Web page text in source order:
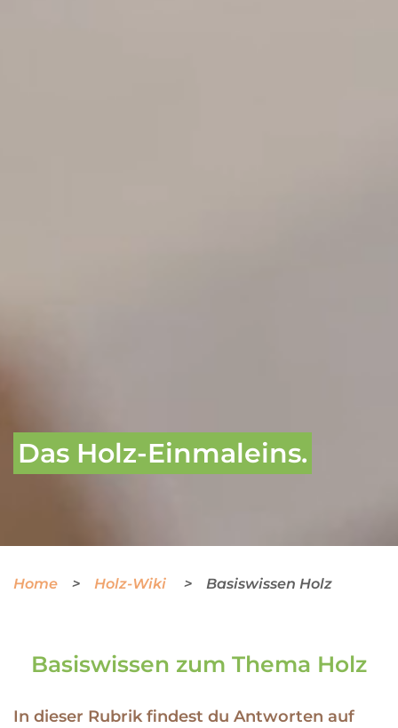
Das Holz-Einmaleins.
Home Holz-Wiki Basiswissen Holz
Basiswissen zum Thema Holz
In dieser Rubrik findest du Antworten auf